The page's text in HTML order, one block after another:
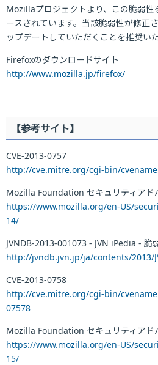
Mozillaプロジェクトより、この脆弱性
ースされています。当該脆弱性が修正
ップデートしていただくことを推奨いた
Firefoxのダウンロードサイト
http://www.mozilla.jp/firefox/
【参考サイト】
CVE-2013-0757
http://cve.mitre.org/cgi-bin/
Mozilla Foundation セキュリティアド
https://www.mozilla.org/en-US/
14/
JVNDB-2013-001073 - JVN iPedia - 脆
http://jvndb.jvn.jp/ja/contents/2013/
CVE-2013-0758
http://cve.mitre.org/cgi-bin/
07578
Mozilla Foundation セキュリティアド
https://www.mozilla.org/en-US/
15/